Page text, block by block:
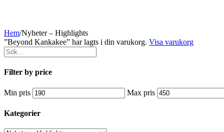
Hem/Nyheter – Highlights
”Beyond Kankakee” har lagts i din varukorg. Visa varukorg
Filter by price
Min pris Max pris
Kategorier